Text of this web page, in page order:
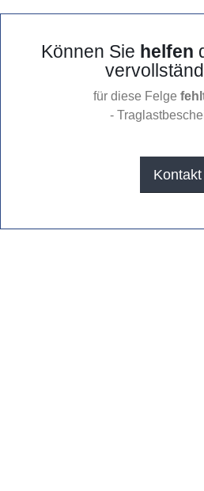
Können Sie helfen
für diese Felge
-
Kontakt